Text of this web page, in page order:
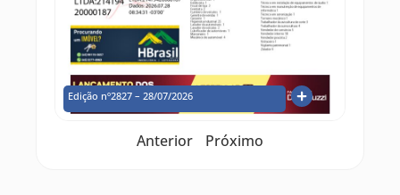
Edição nº2827 – 28/07/2026
Anterior Próximo